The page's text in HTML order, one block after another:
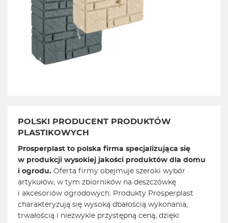
POLSKI PRODUCENT PRODUKTÓW
PLASTIKOWYCH
Prosperplast to polska firma specjalizująca się
w produkcji wysokiej jakości produktów dla domu
i ogrodu. Oferta firmy obejmuje szeroki wybór
artykułów, w tym zbiorników na deszczówkę
i akcesoriów ogrodowych. Produkty Prosperplast
charakteryzują się wysoką dbałością wykonania,
trwałością i niezwykle przystępną ceną, dzięki